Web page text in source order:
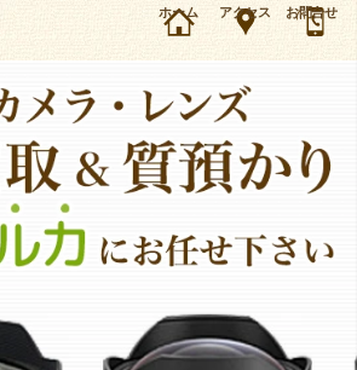
レンズ 28-70mm F2.8Dを4万円で買取・質預かりしまし
り・質入れは大阪・豊中の質屋マルカにお任せ下さい。
ホーム アクセス お問合せ